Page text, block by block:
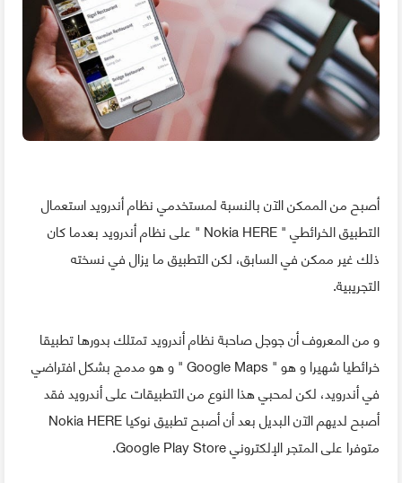
أصبح من الممكن الآن بالنسبة لمستخدمي نظام أندرويد استعمال
التطبيق الخرائطي " Nokia HERE " على نظام أندرويد بعدما كان
ذلك غير ممكن في السابق، لكن التطبيق ما يزال في نسخته
التجريبية.
و من المعروف أن جوجل صاحبة نظام أندرويد تمتلك بدورها تطبيقا
خرائطيا شهيرا و هو " Google Maps " و هو مدمج بشكل افتراضي
في أندرويد، لكن لمحبي هذا النوع من التطبيقات على أندرويد فقد
أصبح لديهم الآن البديل بعد أن أصبح تطبيق نوكيا Nokia HERE
متوفرا على المتجر الإلكتروني Google Play Store.